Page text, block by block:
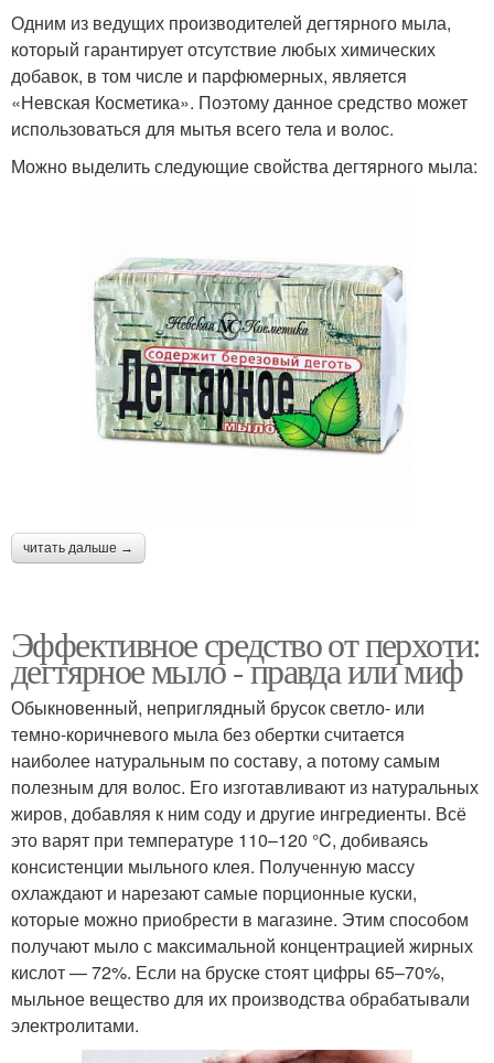
Одним из ведущих производителей дегтярного мыла,
который гарантирует отсутствие любых химических
добавок, в том числе и парфюмерных, является
«Невская Косметика». Поэтому данное средство может
использоваться для мытья всего тела и волос.
Можно выделить следующие свойства дегтярного мыла:
читать дальше →
Эффективное средство от перхоти:
дегтярное мыло - правда или миф
Обыкновенный, неприглядный брусок светло- или
темно-коричневого мыла без обертки считается
наиболее натуральным по составу, а потому самым
полезным для волос. Его изготавливают из натуральных
жиров, добавляя к ним соду и другие ингредиенты. Всё
это варят при температуре 110–120 °C, добиваясь
консистенции мыльного клея. Полученную массу
охлаждают и нарезают самые порционные куски,
которые можно приобрести в магазине. Этим способом
получают мыло с максимальной концентрацией жирных
кислот — 72%. Если на бруске стоят цифры 65–70%,
мыльное вещество для их производства обрабатывали
электролитами.